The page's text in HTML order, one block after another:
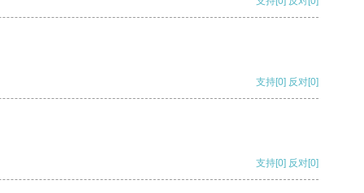
支持[0] 反对[0]
支持[0] 反对[0]